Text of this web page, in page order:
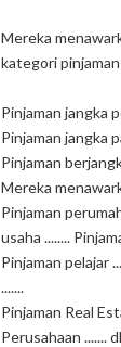
Mereka
kategori
Pinjaman jangka
Pinjaman jangka
Pinjaman
Mereka
Pinjaman
usaha ........
Pinjaman pelajar
.......
Pinjaman Real
Perusahaan .......